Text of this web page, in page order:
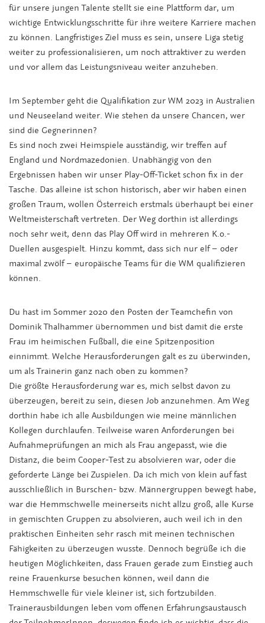
für unsere jungen Talente stellt sie eine Plattform dar, um
wichtige Entwicklungsschritte für ihre weitere Karriere machen
zu können. Langfristiges Ziel muss es sein, unsere Liga stetig
weiter zu professionalisieren, um noch attraktiver zu werden
und vor allem das Leistungsniveau weiter anzuheben.
Im September geht die Qualifikation zur WM 2023 in Australien
und Neuseeland weiter. Wie stehen da unsere Chancen, wer
sind die Gegnerinnen?
Es sind noch zwei Heimspiele ausständig, wir treffen auf
England und Nordmazedonien. Unabhängig von den
Ergebnissen haben wir unser Play-Off-Ticket schon fix in der
Tasche. Das alleine ist schon historisch, aber wir haben einen
großen Traum, wollen Österreich erstmals überhaupt bei einer
Weltmeisterschaft vertreten. Der Weg dorthin ist allerdings
noch sehr weit, denn das Play Off wird in mehreren K.o.-
Duellen ausgespielt. Hinzu kommt, dass sich nur elf – oder
maximal zwölf – europäische Teams für die WM qualifizieren
können.
Du hast im Sommer 2020 den Posten der Teamchefin von
Dominik Thalhammer übernommen und bist damit die erste
Frau im heimischen Fußball, die eine Spitzenposition
einnimmt. Welche Herausforderungen galt es zu überwinden,
um als Trainerin ganz nach oben zu kommen?
Die größte Herausforderung war es, mich selbst davon zu
überzeugen, bereit zu sein, diesen Job anzunehmen. Am Weg
dorthin habe ich alle Ausbildungen wie meine männlichen
Kollegen durchlaufen. Teilweise waren Anforderungen bei
Aufnahmeprüfungen an mich als Frau angepasst, wie die
Distanz, die beim Cooper-Test zu absolvieren war, oder die
geforderte Länge bei Zuspielen. Da ich mich von klein auf fast
ausschließlich in Burschen- bzw. Männergruppen bewegt habe,
war die Hemmschwelle meinerseits nicht allzu groß, alle Kurse
in gemischten Gruppen zu absolvieren, auch weil ich in den
praktischen Einheiten sehr rasch mit meinen technischen
Fähigkeiten zu überzeugen wusste. Dennoch begrüße ich die
heutigen Möglichkeiten, dass Frauen gerade zum Einstieg auch
reine Frauenkurse besuchen können, weil dann die
Hemmschwelle für viele kleiner ist, sich fortzubilden.
Trainerausbildungen leben vom offenen Erfahrungsaustausch